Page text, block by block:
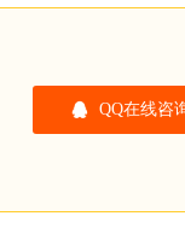
QQ在线咨